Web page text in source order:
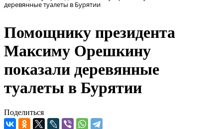
деревянные туалеты в Бурятии
Помощнику президента
Максиму Орешкину
показали деревянные
туалеты в Бурятии
Поделиться